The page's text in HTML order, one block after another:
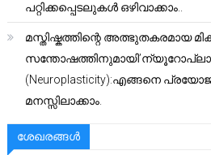
പറ്റിക്കപ്പെടലുകൾ ഒഴിവാക്കാം..
മസ്തിഷ്കത്തിന്റെ അത്ഭുതകരമായ
(Neuroplasticity):എങ്ങനെ
മനസ്സിലാക്കാം.
ശേഖരങ്ങൾ